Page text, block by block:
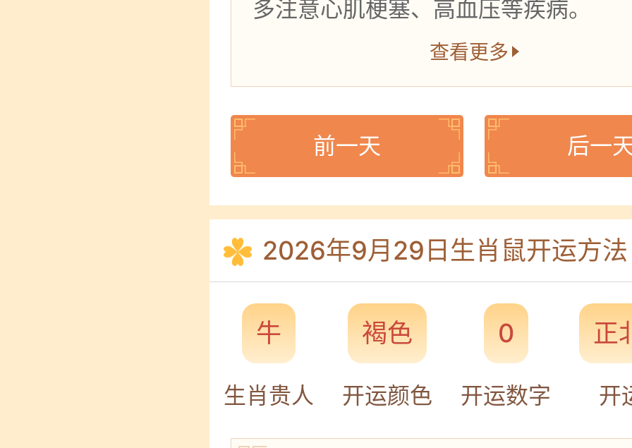
多注意心肌梗塞、高血压等疾病。
查看更多
前一天 后一
2026年9月29日生肖鼠开运方法
牛
生肖贵人
褐色
开运颜色
0
开运数字
正
开